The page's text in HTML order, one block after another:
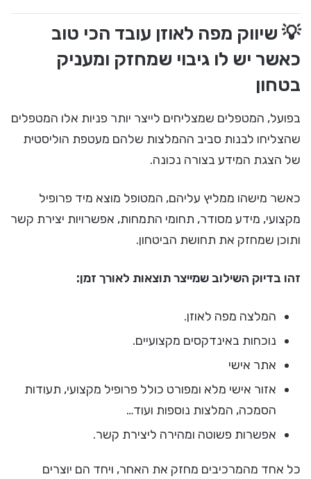
💡 שיווק מפה לאוזן עובד הכי טוב
כאשר יש לו גיבוי שמחזק ומעניק
בטחון
בפועל, המטפלים שמצליחים לייצר יותר פניות אלו המטפלים
שהצליחו לבנות סביב ההמלצות שלהם מעטפת הוליסטית
של הצגת המידע בצורה נכונה.
כאשר מישהו ממליץ עליהם, המטופל מוצא מיד פרופיל
מקצועי, מידע מסודר, תחומי התמחות, אפשרויות יצירת קשר
ותוכן שמחזק את תחושת הביטחון.
זהו בדיוק השילוב שמייצר תוצאות לאורך זמן:
המלצה מפה לאוזן.
נוכחות באינדקסים מקצועיים.
אתר אישי
אזור אישי מלא ומפורט כולל פרופיל מקצועי, תעודות
הסמכה, המלצות נוספות ועוד…
אפשרות פשוטה ומהירה ליצירת קשר.
כל אחד מהמרכיבים מחזק את האחר, ויחד הם יוצרים